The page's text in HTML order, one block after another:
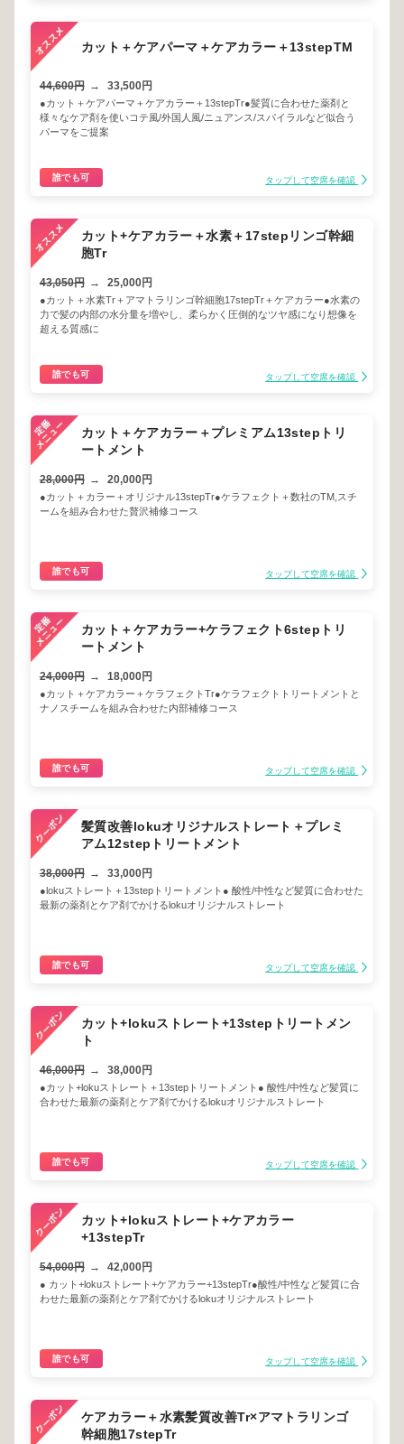
カット＋ケアパーマ＋ケアカラー＋13stepTM
44,600円 → 33,500円
●カット＋ケアパーマ＋ケアカラー＋13stepTr●髪質に合わせた薬剤と
様々なケア剤を使いコテ風/外国人風/ニュアンス/スパイラルなど似合う
パーマをご提案
誰でも可 タップして空席を確認
カット+ケアカラー＋水素＋17stepリンゴ幹細
胞Tr
43,050円 → 25,000円
●カット＋水素Tr＋アマトラリンゴ幹細胞17stepTr＋ケアカラー●水素の
力で髪の内部の水分量を増やし、柔らかく圧倒的なツヤ感になり想像を
超える質感に
誰でも可 タップして空席を確認
カット＋ケアカラー＋プレミアム13stepトリ
ートメント
28,000円 → 20,000円
●カット＋カラー＋オリジナル13stepTr●ケラフェクト＋数社のTM,スチ
ームを組み合わせた贅沢補修コース
誰でも可 タップして空席を確認
カット＋ケアカラー+ケラフェクト6stepトリ
ートメント
24,000円 → 18,000円
●カット＋ケアカラー＋ケラフェクトTr●ケラフェクトトリートメントと
ナノスチームを組み合わせた内部補修コース
誰でも可 タップして空席を確認
髪質改善lokuオリジナルストレート＋プレミ
アム12stepトリートメント
38,000円 → 33,000円
●lokuストレート＋13stepトリートメント● 酸性/中性など髪質に合わせた
最新の薬剤とケア剤でかけるlokuオリジナルストレート
誰でも可 タップして空席を確認
カット+lokuストレート+13stepトリートメン
ト
46,000円 → 38,000円
●カット+lokuストレート＋13stepトリートメント● 酸性/中性など髪質に
合わせた最新の薬剤とケア剤でかけるlokuオリジナルストレート
誰でも可 タップして空席を確認
カット+lokuストレート+ケアカラー
+13stepTr
54,000円 → 42,000円
● カット+lokuストレート+ケアカラー+13stepTr●酸性/中性など髪質に合
わせた最新の薬剤とケア剤でかけるlokuオリジナルストレート
誰でも可 タップして空席を確認
ケアカラー＋水素髪質改善Tr×アマトラリンゴ
幹細胞17stepTr